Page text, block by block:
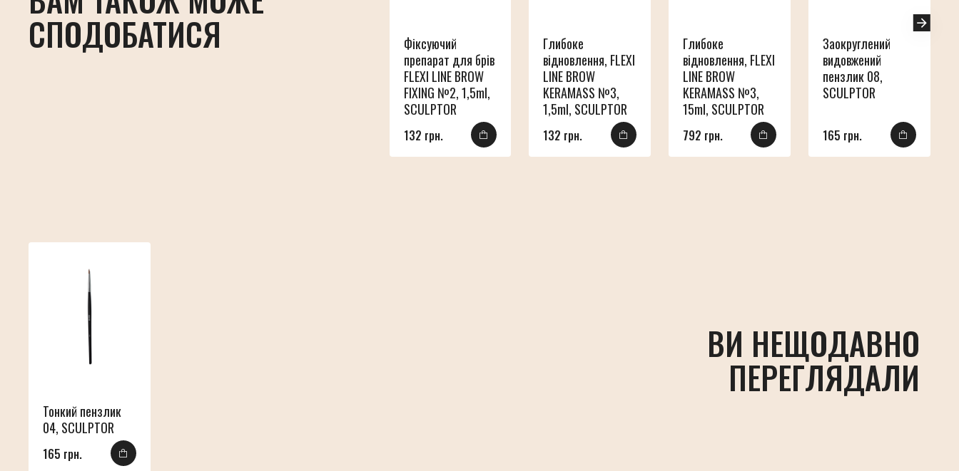
СПОДОБАТИСЯ
Фіксуючий
препарат для брів
FLEXI LINE BROW
FIXING №2, 1,5ml,
SCULPTOR
132 грн.
Глибоке
відновлення, FLEXI
LINE BROW
KERAMASS №3,
1,5ml, SCULPTOR
132 грн.
Глибоке
відновлення, FLEXI
LINE BROW
KERAMASS №3,
15ml, SCULPTOR
792 грн.
Заокруглений
видовжений
пензлик 08,
SCULPTOR
165 грн.
Тонкий пензлик
04, SCULPTOR
165 грн.
ВИ НЕЩОДАВНО
ПЕРЕГЛЯДАЛИ